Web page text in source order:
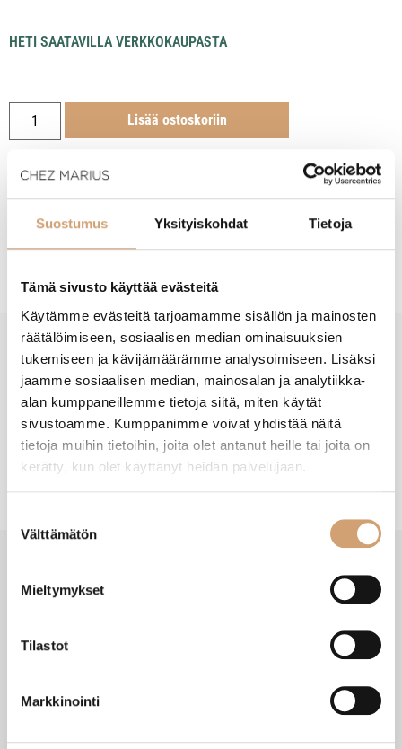
Suostumus Yksityiskohdat Tietoja
Tämä sivusto käyttää evästeitä
Käytämme evästeitä tarjoamamme sisällön ja mainosten
räätälöimiseen, sosiaalisen median ominaisuuksien
tukemiseen ja kävijämäärämme analysoimiseen. Lisäksi
jaamme sosiaalisen median, mainosalan ja analytiikka-
alan kumppaneillemme tietoja siitä, miten käytät
sivustoamme. Kumppanimme voivat yhdistää näitä
tietoja muihin tietoihin, joita olet antanut heille tai joita on
kerätty, kun olet käyttänyt heidän palvelujaan.
valinta
Välttämätön
Mieltymykset
Tilastot
Markkinointi
HETI SAATAVILLA VERKKOKAUPASTA
Lisää ostoskoriin
Tuotekuvaus
- Tuotteesta ei ole vielä arvosteluja -
New content loaded
SAATAT TARVITA MYÖS NÄITÄ